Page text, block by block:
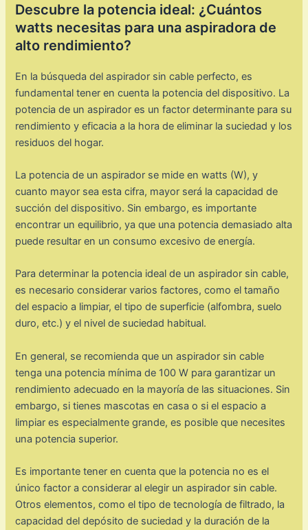
Descubre la potencia ideal: ¿Cuántos
watts necesitas para una aspiradora de
alto rendimiento?
En la búsqueda del aspirador sin cable perfecto, es
fundamental tener en cuenta la potencia del dispositivo. La
potencia de un aspirador es un factor determinante para su
rendimiento y eficacia a la hora de eliminar la suciedad y los
residuos del hogar.
La potencia de un aspirador se mide en watts (W), y
cuanto mayor sea esta cifra, mayor será la capacidad de
succión del dispositivo. Sin embargo, es importante
encontrar un equilibrio, ya que una potencia demasiado alta
puede resultar en un consumo excesivo de energía.
Para determinar la potencia ideal de un aspirador sin cable,
es necesario considerar varios factores, como el tamaño
del espacio a limpiar, el tipo de superficie (alfombra, suelo
duro, etc.) y el nivel de suciedad habitual.
En general, se recomienda que un aspirador sin cable
tenga una potencia mínima de 100 W para garantizar un
rendimiento adecuado en la mayoría de las situaciones. Sin
embargo, si tienes mascotas en casa o si el espacio a
limpiar es especialmente grande, es posible que necesites
una potencia superior.
Es importante tener en cuenta que la potencia no es el
único factor a considerar al elegir un aspirador sin cable.
Otros elementos, como el tipo de tecnología de filtrado, la
capacidad del depósito de suciedad y la duración de la